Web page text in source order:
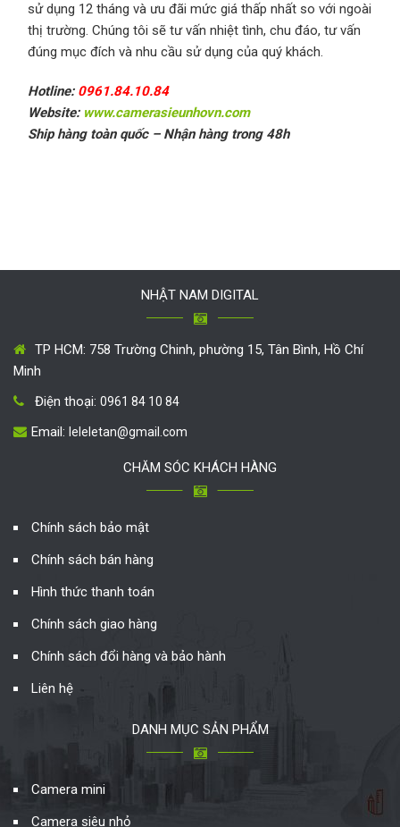
sử dụng 12 tháng và ưu đãi mức giá thấp nhất so với ngoài
thị trường. Chúng tôi sẽ tư vấn nhiệt tình, chu đáo, tư vấn
đúng mục đích và nhu cầu sử dụng của quý khách.
Hotline: 0961.84.10.84
Website: www.camerasieunhovn.com
Ship hàng toàn quốc – Nhận hàng trong 48h
NHẬT NAM DIGITAL
TP HCM: 758 Trường Chinh, phường 15, Tân Bình, Hồ Chí
Minh
Điện thoại: 0961 84 10 84
Email: leleletan@gmail.com
CHĂM SÓC KHÁCH HÀNG
Chính sách bảo mật
Chính sách bán hàng
Hình thức thanh toán
Chính sách giao hàng
Chính sách đổi hàng và bảo hành
Liên hệ
DANH MỤC SẢN PHẨM
Camera mini
Camera siêu nhỏ